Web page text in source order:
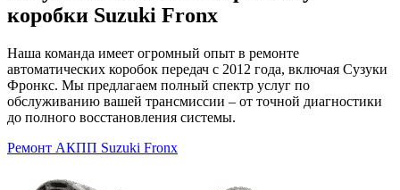
коробки Suzuki Fronx
Наша команда имеет огромный опыт в ремонте
автоматических коробок передач с 2012 года, включая Сузуки
Фронкс. Мы предлагаем полный спектр услуг по
обслуживанию вашей трансмиссии – от точной диагностики
до полного восстановления системы.
Ремонт АКПП Suzuki Fronx